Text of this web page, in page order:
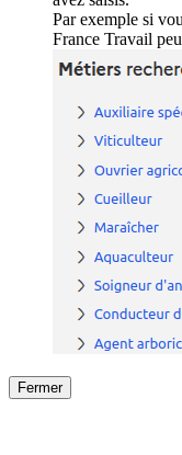
Par exemple si
France Travail
Fermer